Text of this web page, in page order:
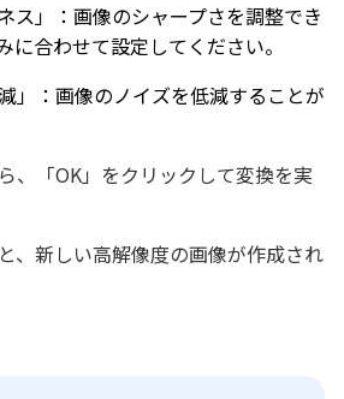
ス」：画像のシャープさを調整でき
に合わせて設定してください。
」：画像のノイズを低減することが
、「OK」をクリックして変換を実
、新しい高解像度の画像が作成され